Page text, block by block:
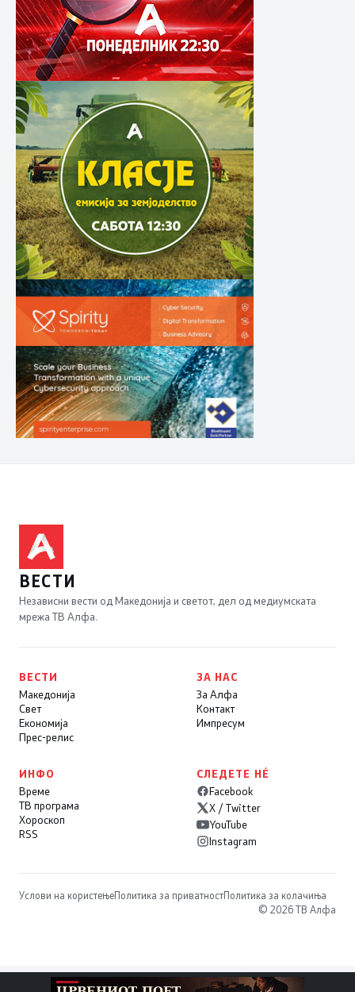
ВЕСТИ
Независни вести од Македонија и светот, дел од медиумската
мрежа ТВ Алфа.
ВЕСТИ
Македонија
Свет
Економија
Прес-релис
ЗА НАС
За Алфа
Контакт
Импресум
ИНФО
Време
ТВ програма
Хороскоп
RSS
СЛЕДЕТЕ НÉ
Facebook
X / Twitter
YouTube
Instagram
Услови на користењеПолитика за приватностПолитика за колачиња
© 2026 ТВ Алфа